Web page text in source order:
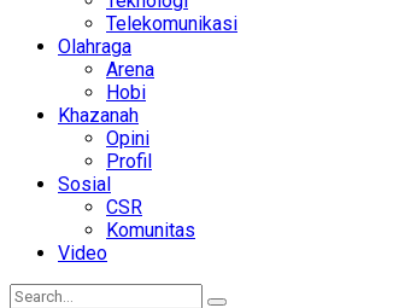
Telekomunikasi
Olahraga
Arena
Hobi
Khazanah
Opini
Profil
Sosial
CSR
Komunitas
Video